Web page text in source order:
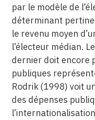
par le modèle de
déterminant
le revenu moyen
l’électeur médian.
dernier doit encore
publiques
Rodrik (1998) voit
des dépenses